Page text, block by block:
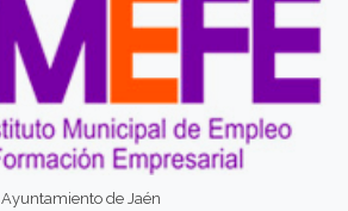
Ayuntamiento de Jaén